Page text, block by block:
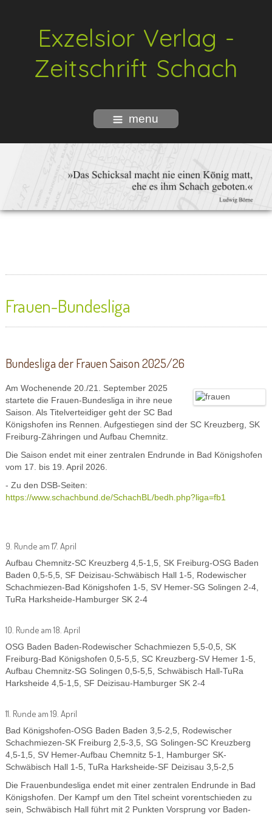
Exzelsior Verlag -
Zeitschrift Schach
menu
Frauen-Bundesliga
Bundesliga der Frauen Saison 2025/26
Am Wochenende 20./21. September 2025
startete die Frauen-Bundesliga in ihre neue
Saison. Als Titelverteidiger geht der SC Bad
Königshofen ins Rennen. Aufgestiegen sind der SC Kreuzberg, SK
Freiburg-Zähringen und Aufbau Chemnitz.
Die Saison endet mit einer zentralen Endrunde in Bad Königshofen
vom 17. bis 19. April 2026.
- Zu den DSB-Seiten:
https://www.schachbund.de/SchachBL/bedh.php?liga=fb1
9. Runde am 17. April
Aufbau Chemnitz-SC Kreuzberg 4,5-1,5, SK Freiburg-OSG Baden
Baden 0,5-5,5, SF Deizisau-Schwäbisch Hall 1-5, Rodewischer
Schachmiezen-Bad Königshofen 1-5, SV Hemer-SG Solingen 2-4,
TuRa Harksheide-Hamburger SK 2-4
10. Runde am 18. April
OSG Baden Baden-Rodewischer Schachmiezen 5,5-0,5, SK
Freiburg-Bad Königshofen 0,5-5,5, SC Kreuzberg-SV Hemer 1-5,
Aufbau Chemnitz-SG Solingen 0,5-5,5, Schwäbisch Hall-TuRa
Harksheide 4,5-1,5, SF Deizisau-Hamburger SK 2-4
11. Runde am 19. April
Bad Königshofen-OSG Baden Baden 3,5-2,5, Rodewischer
Schachmiezen-SK Freiburg 2,5-3,5, SG Solingen-SC Kreuzberg
4,5-1,5, SV Hemer-Aufbau Chemnitz 5-1, Hamburger SK-
Schwäbisch Hall 1-5, TuRa Harksheide-SF Deizisau 3,5-2,5
Die Frauenbundesliga endet mit einer zentralen Endrunde in Bad
Königshofen. Der Kampf um den Titel scheint vorentschieden zu
sein, Schwäbisch Hall führt mit 2 Punkten Vorsprung vor Baden-